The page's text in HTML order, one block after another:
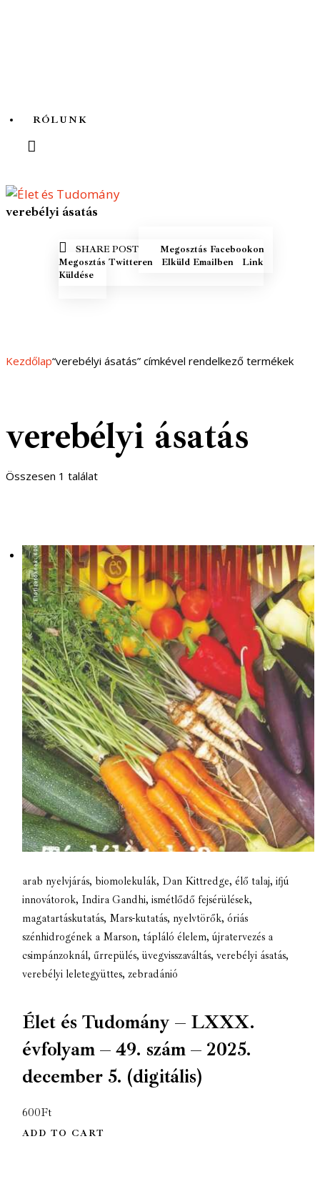
RÓLUNK
verebélyi ásatás
SHARE POST
MEGOSZTÁS
FACEBOOKON
Megosztás Facebookon
Megosztás Twitteren ELKÜLD EMAILBEN
Elküld Emailben
COPY URL
Link
Küldése
Kezdőlap“verebélyi ásatás” címkével rendelkező termékek
verebélyi ásatás
Összesen 1 találat
arab nyelvjárás, biomolekulák, Dan Kittredge, élő talaj, ifjú
innovátorok, Indira Gandhi, ismétlődő fejsérülések,
magatartáskutatás, Mars-kutatás, nyelvtörők, óriás
szénhidrogének a Marson, tápláló élelem, újratervezés a
csimpánzoknál, űrrepülés, üvegvisszaváltás, verebélyi ásatás,
verebélyi leletegyüttes, zebradánió
Élet és Tudomány – LXXX.
évfolyam – 49. szám – 2025.
december 5. (digitális)
600Ft
ADD TO CART